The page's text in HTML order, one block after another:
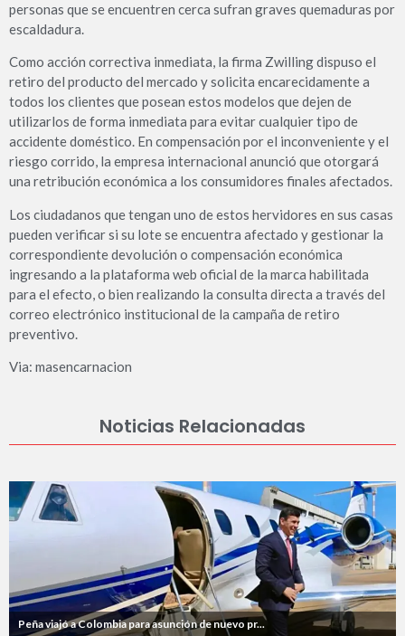
personas que se encuentren cerca sufran graves quemaduras por
escaldadura.
Como acción correctiva inmediata, la firma Zwilling dispuso el
retiro del producto del mercado y solicita encarecidamente a
todos los clientes que posean estos modelos que dejen de
utilizarlos de forma inmediata para evitar cualquier tipo de
accidente doméstico. En compensación por el inconveniente y el
riesgo corrido, la empresa internacional anunció que otorgará
una retribución económica a los consumidores finales afectados.
Los ciudadanos que tengan uno de estos hervidores en sus casas
pueden verificar si su lote se encuentra afectado y gestionar la
correspondiente devolución o compensación económica
ingresando a la plataforma web oficial de la marca habilitada
para el efecto, o bien realizando la consulta directa a través del
correo electrónico institucional de la campaña de retiro
preventivo.
Via: masencarnacion
Noticias Relacionadas
Peña viajó a Colombia para asunción de nuevo pr...